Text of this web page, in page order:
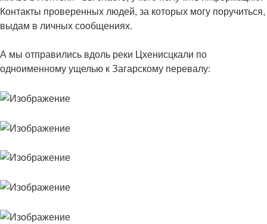
Контакты проверенных людей, за которых могу поручиться,
выдам в личных сообщениях.
А мы отправились вдоль реки Цхенисцкали по
одноименному ущелью к Загарскому перевалу: